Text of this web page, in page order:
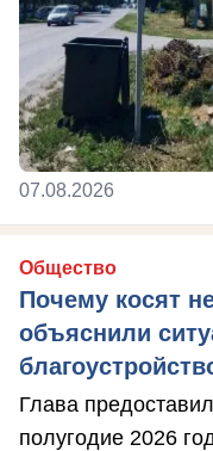
07.08.2026
Общество
Почему косят
объяснили
Глава
полугодие 2026